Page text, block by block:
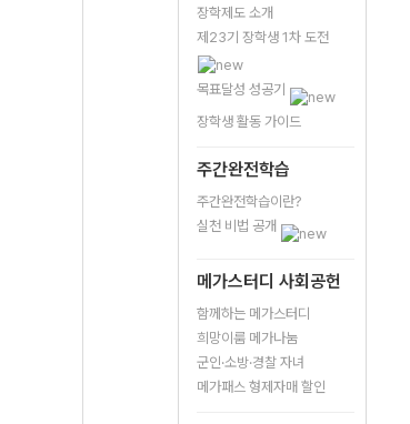
장학제도 소개
제23기 장학생 1차 도전
목표달성 성공기
장학생 활동 가이드
주간완전학습
주간완전학습이란?
실천 비법 공개
메가스터디 사회공헌
함께하는 메가스터디
희망이룸 메가나눔
군인·소방·경찰 자녀
메가패스 형제자매 할인